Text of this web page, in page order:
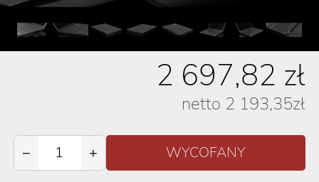
2 697,82 zł
netto 2 193,35zł
− +